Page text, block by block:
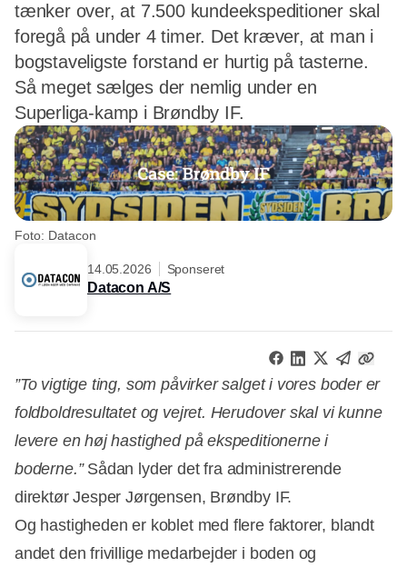
tænker over, at 7.500 kundeekspeditioner skal
foregå på under 4 timer. Det kræver, at man i
bogstaveligste forstand er hurtig på tasterne.
Så meget sælges der nemlig under en
Superliga-kamp i Brøndby IF.
Foto: Datacon
14.05.2026 Sponseret
Datacon A/S
”To vigtige ting, som påvirker salget i vores boder er
foldboldresultatet og vejret. Herudover skal vi kunne
levere en høj hastighed på ekspeditionerne i
boderne.”Sådan lyder det fra administrerende
direktør Jesper Jørgensen, Brøndby IF.
Og hastigheden er koblet med flere faktorer, blandt
andet den frivillige medarbejder i boden og